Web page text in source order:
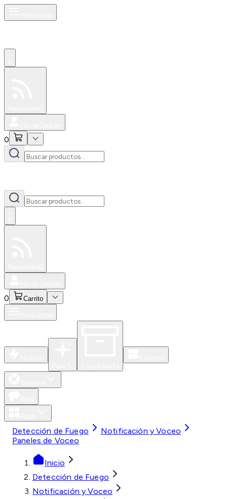
0
0 Carrito
Detección de Fuego
Notificación y Voceo
Paneles de Voceo
Inicio
Detección de Fuego
Notificación y Voceo